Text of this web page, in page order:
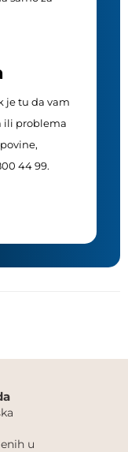
je tu da vam
ili problema
44 99.
u